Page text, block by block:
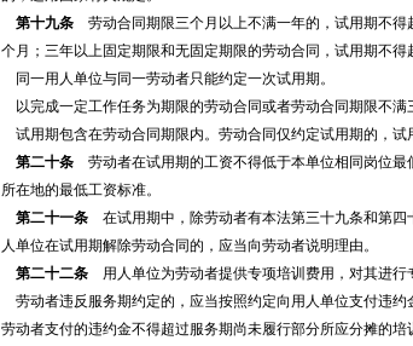
第十九条 劳动合同期限三个月以上不满一年的，试用期不
个月；三年以上固定期限和无固定期限的劳动合同，试用期不得
同一用人单位与同一劳动者只能约定一次试用期。
以完成一定工作任务为期限的劳动合同或者劳动合同期限不满
试用期包含在劳动合同期限内。劳动合同仅约定试用期的，试
第二十条 劳动者在试用期的工资不得低于本单位相同岗位
所在地的最低工资标准。
第二十一条 在试用期中，除劳动者有本法第三十九条和第四
人单位在试用期解除劳动合同的，应当向劳动者说明理由。
第二十二条 用人单位为劳动者提供专项培训费用，对其进行
劳动者违反服务期约定的，应当按照约定向用人单位支付违
劳动者支付的违约金不得超过服务期尚未履行部分所应分摊的培